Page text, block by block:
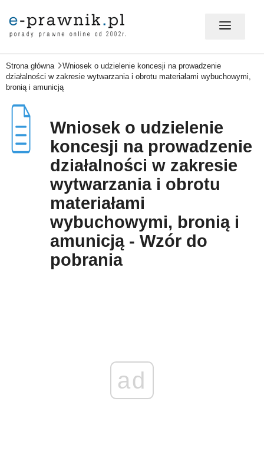
MÓJ E-PRAWNIK - LOGOWANIE
PRAWO NA CO DZIEŃ
PRAWO W BIZNESIE
ZMIANY W PRAWIE
Strona główna
Wniosek o udzielenie koncesji na prowadzenie
działalności w zakresie wytwarzania i obrotu materiałami wybuchowymi,
bronią i amunicją
Wniosek o udzielenie
koncesji na prowadzenie
działalności w zakresie
wytwarzania i obrotu
materiałami
wybuchowymi, bronią i
amunicją - Wzór do
pobrania
ad